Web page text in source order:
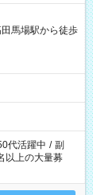
馬場駅から徒歩
代活躍中 / 副
以上の大量募